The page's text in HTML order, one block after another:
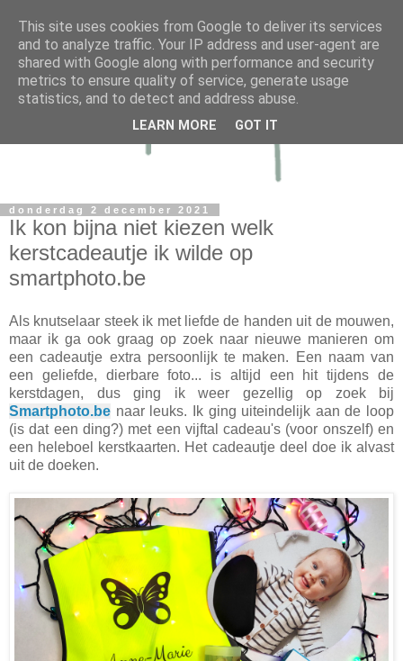
donderdag 2 december 2021
Ik kon bijna niet kiezen welk
kerstcadeautje ik wilde op
smartphoto.be
Als knutselaar steek ik met liefde de handen uit de mouwen,
maar ik ga ook graag op zoek naar nieuwe manieren om
een cadeautje extra persoonlijk te maken. Een naam van
een geliefde, dierbare foto... is altijd een hit tijdens de
kerstdagen, dus ging ik weer gezellig op zoek bij
Smartphoto.be naar leuks. Ik ging uiteindelijk aan de loop
(is dat een ding?) met een vijftal cadeau's (voor onszelf) en
een heleboel kerstkaarten. Het cadeautje deel doe ik alvast
uit de doeken.
This site uses cookies from Google to deliver its services
and to analyze traffic. Your IP address and user-agent are
shared with Google along with performance and security
metrics to ensure quality of service, generate usage
statistics, and to detect and address abuse.
LEARN MORE GOT IT